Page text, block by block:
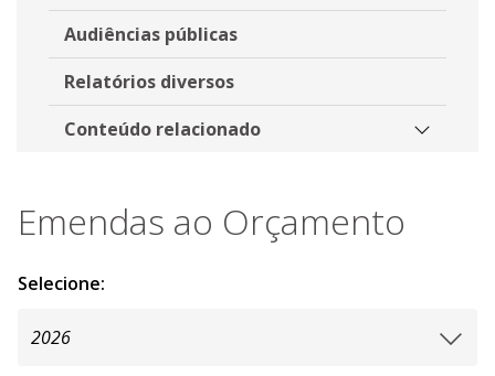
Audiências públicas
Relatórios diversos
Conteúdo relacionado
Emendas ao Orçamento
Selecione: